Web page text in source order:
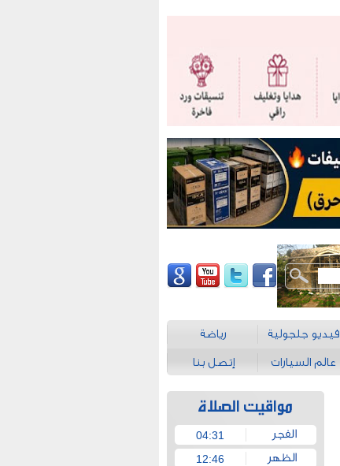
فيديو جلجولية رياضة
عالم السيارات إتصل بنا
04:31
12:46